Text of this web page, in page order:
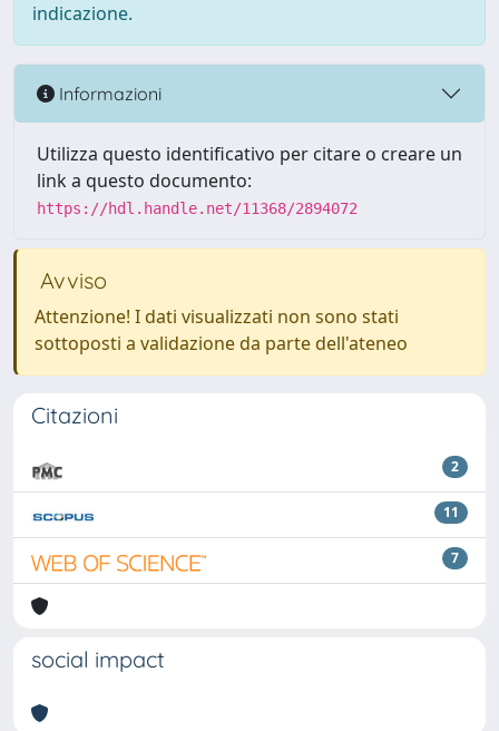
indicazione.
Informazioni
Utilizza questo identificativo per citare o creare un
link a questo documento:
https://hdl.handle.net/11368/2894072
Avviso
Attenzione! I dati visualizzati non sono stati
sottoposti a validazione da parte dell'ateneo
Citazioni
2
11
7
social impact